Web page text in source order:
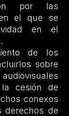
por las
en el que se
en el
de los
sobre
la cesión de
conexos
derechos de